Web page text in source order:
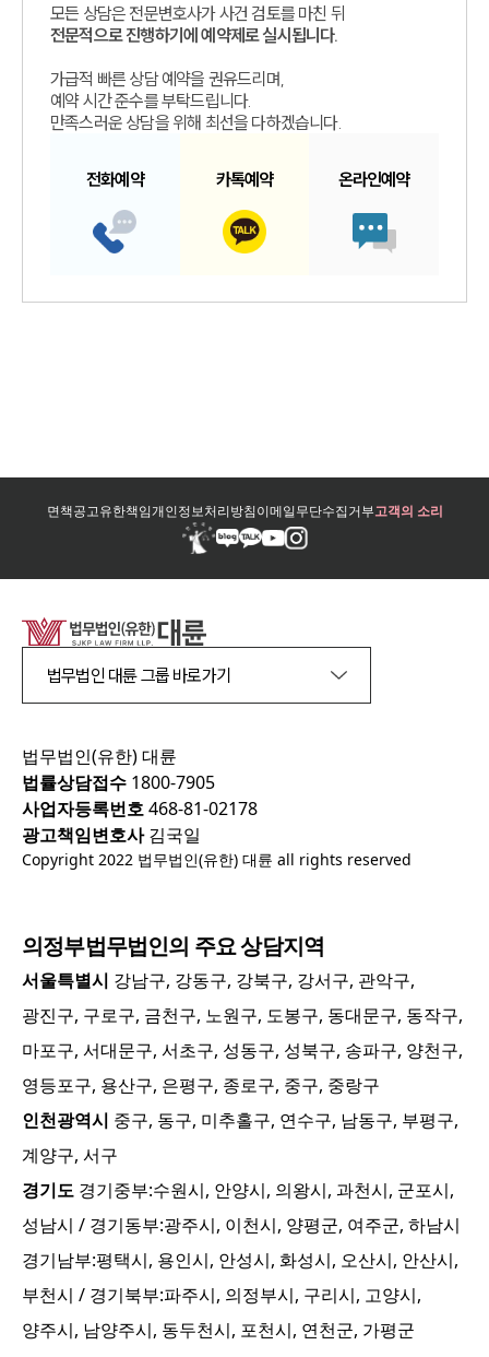
모든 상담은 전문변호사가 사건 검토를 마친 뒤
전문적으로 진행하기에 예약제로 실시됩니다.
가급적 빠른 상담 예약을 권유드리며,
예약 시간 준수를 부탁드립니다.
만족스러운 상담을 위해 최선을 다하겠습니다.
전화예약 카톡예약 온라인예약
면책공고유한책임개인정보처리방침이메일무단수집거부고객의 소리
법무법인 대륜 그룹 바로가기
법무법인(유한) 대륜
법률상담접수 1800-7905
사업자등록번호468-81-02178
광고책임변호사김국일
Copyright 2022 법무법인(유한) 대륜 all rights reserved
의정부법무법인의 주요 상담지역
서울특별시 강남구, 강동구, 강북구, 강서구, 관악구,
광진구, 구로구, 금천구, 노원구, 도봉구, 동대문구, 동작구,
마포구, 서대문구, 서초구, 성동구, 성북구, 송파구, 양천구,
영등포구, 용산구, 은평구, 종로구, 중구, 중랑구
인천광역시 중구, 동구, 미추홀구, 연수구, 남동구, 부평구,
계양구, 서구
경기도 경기중부:수원시, 안양시, 의왕시, 과천시, 군포시,
성남시 / 경기동부:광주시, 이천시, 양평군, 여주군, 하남시
경기남부:평택시, 용인시, 안성시, 화성시, 오산시, 안산시,
부천시 / 경기북부:파주시, 의정부시, 구리시, 고양시,
양주시, 남양주시, 동두천시, 포천시, 연천군, 가평군